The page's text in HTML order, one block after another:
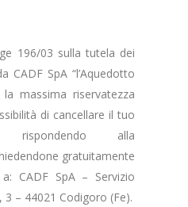
196/03 sulla tutela dei
CADF SpA “l’Aquedotto
massima riservatezza
di cancellare il tuo
rispondendo alla
gratuitamente
CADF SpA – Servizio
– 44021 Codigoro (Fe).